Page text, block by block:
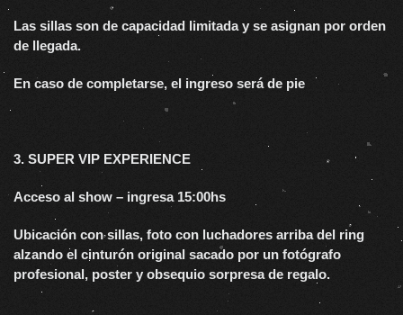
Las sillas son de capacidad limitada y se asignan por orden
de llegada.
En caso de completarse, el ingreso será de pie
3. SUPER VIP EXPERIENCE
Acceso al show – ingresa 15:00hs
Ubicación con sillas, foto con luchadores arriba del ring
alzando el cinturón original sacado por un fotógrafo
profesional, poster y obsequio sorpresa de regalo.